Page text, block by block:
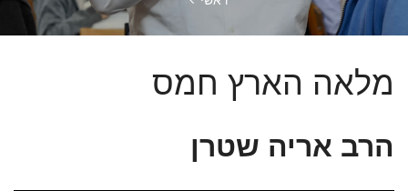
מלאה הארץ חמס
הרב אריה שטרן